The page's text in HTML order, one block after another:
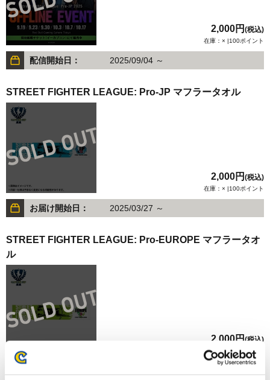
2,000円 (税込)
在庫：× |100ポイント
配信開始日： 2025/09/04 ～
STREET FIGHTER LEAGUE: Pro-JP マフラータオル
2,000円 (税込)
在庫：× |100ポイント
お届け開始日： 2025/03/27 ～
STREET FIGHTER LEAGUE: Pro-EUROPE マフラータオ
ル
2,000円(税込)
在庫：× |100ポイント